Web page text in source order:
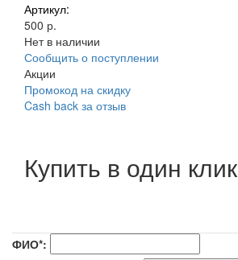
Артикул:
500 р.
Нет в наличии
Сообщить о поступлении
Акции
Промокод на скидку
Cash back за отзыв
Купить в один клик
ФИО*: